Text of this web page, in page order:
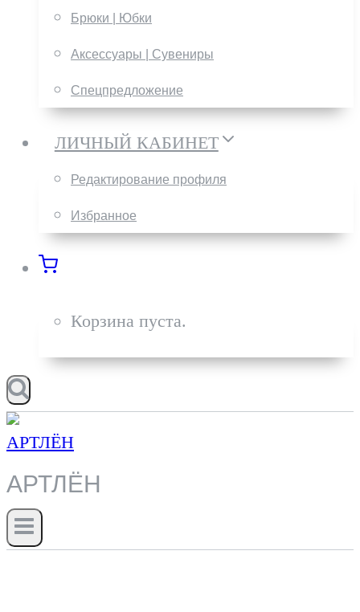
Брюки | Юбки
Аксессуары | Сувениры
Спецпредложение
ЛИЧНЫЙ КАБИНЕТ
Редактирование профиля
Избранное
Корзина пуста.
АРТЛЁН